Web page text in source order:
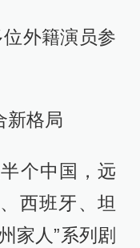
外籍演员参
新格局
个中国，远
西班牙、坦
家人”系列剧